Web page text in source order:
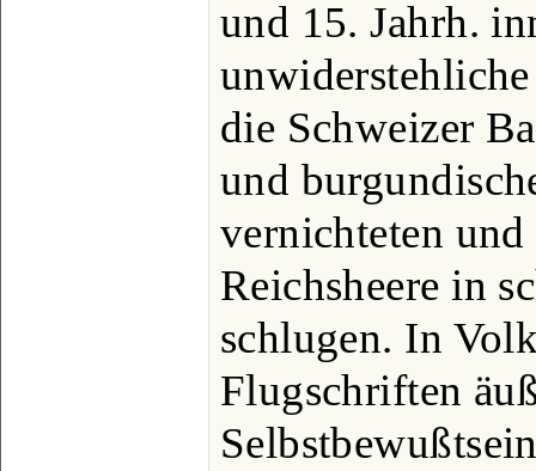
und 15. Jahrh.
die Schweizer
und
vernichteten
Reichsheere in
schlugen. In
Flugschriften